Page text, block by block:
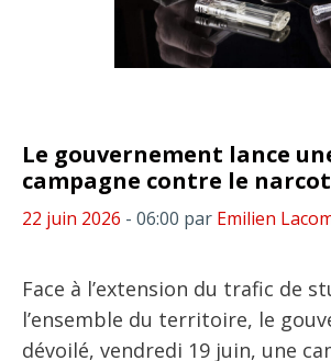
Le gouvernement lance
campagne contre le
22 juin 2026 - 06:00 par Emilien
Face à l’extension du trafic de
l’ensemble du territoire, le
dévoilé, vendredi 19 juin, une